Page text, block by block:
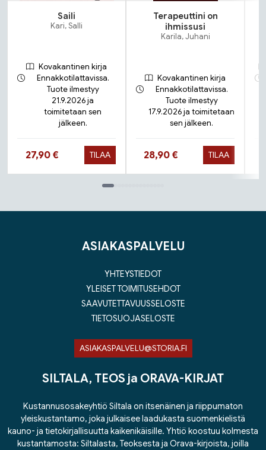
Saili
Kari, Salli
Kovakantinen kirja
Ennakkotilattavissa.
Tuote ilmestyy
21.9.2026 ja
toimitetaan sen
jälkeen.
Hinta nyt
27,90 € TILAA
Terapeuttini on
ihmissusi
Karila, Juhani
Kovakantinen kirja
Ennakkotilattavissa.
Tuote ilmestyy
17.9.2026 ja toimitetaan
sen jälkeen.
Hinta nyt
28,90 € TILAA
ASIAKASPALVELU
YHTEYSTIEDOT
YLEISET TOIMITUSEHDOT
SAAVUTETTAVUUSSELOSTE
TIETOSUOJASELOSTE
ASIAKASPALVELU@STORIA.FI
SILTALA, TEOS ja ORAVA-KIRJAT
Kustannusosakeyhtiö Siltala on itsenäinen ja riippumaton
yleiskustantamo, joka julkaisee laadukasta suomenkielistä
kauno- ja tietokirjallisuutta kaikenikäisille. Yhtiö koostuu kolmesta
kustantamosta: Siltalasta, Teoksesta ja Orava-kirjoista, joilla